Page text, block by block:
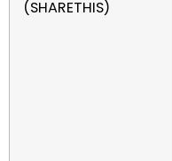
(SHARETHIS)